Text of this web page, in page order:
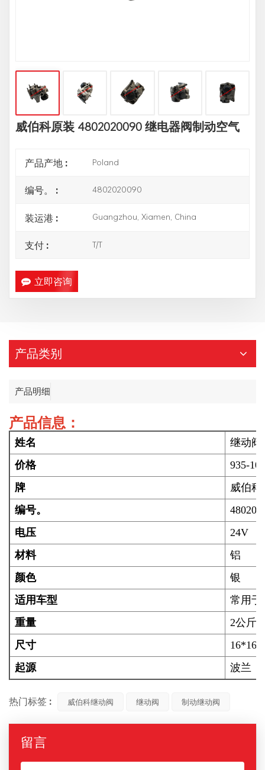
威伯科原装 4802020090 继电器阀制动空气
产品产地 : Poland
编号。 : 4802020090
装运港 : Guangzhou, Xiamen, China
支付 : T/T
立即咨询
产品类别
产品明细
产品信息：
姓名
继动阀
价格
935-
牌
威伯科
编号。
电压
24V
材料
铝
颜色
银
适用车型
常用于
重量
2公斤
尺寸
起源
波兰
热门标签 : 威伯科继动阀 继动阀 制动继动阀
留言